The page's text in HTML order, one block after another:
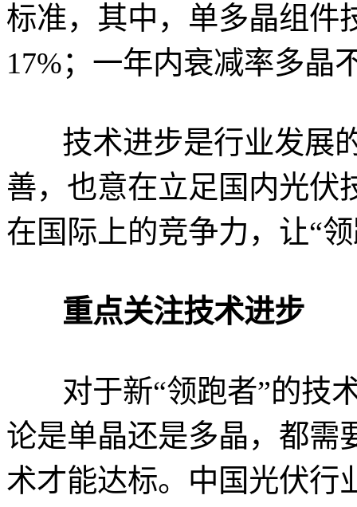
标准，其中，单多晶组件
17%；一年内衰减率多晶
技术进步是行业发展
善，也意在立足国内光伏
在国际上的竞争力，让“
重点关注技术进步
对于新“领跑者”的技
论是单晶还是多晶，都需
术才能达标。中国光伏行